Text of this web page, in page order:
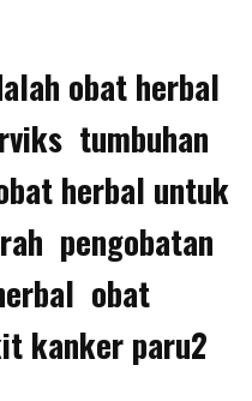
obat herbal
tumbuhan
herbal untuk
pengobatan
obat
kanker paru2